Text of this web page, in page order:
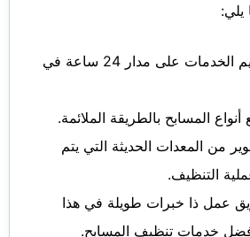
يلي:
السرعة في تقديم الخدمات على مدار 24 ساعة في
المسابح بالطريقة الملائمة.
من المعدات الحديثة التي يتم
التنظيف.
عمل ذا خبرات طويلة في هذا
خدمات تنظيف المسابح.